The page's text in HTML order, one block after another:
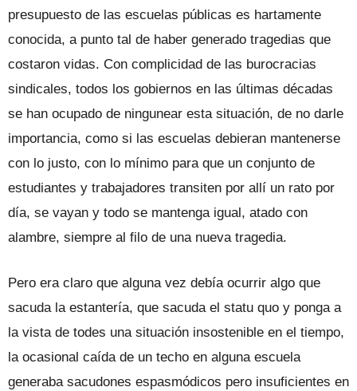
presupuesto de las escuelas públicas es hartamente
conocida, a punto tal de haber generado tragedias que
costaron vidas. Con complicidad de las burocracias
sindicales, todos los gobiernos en las últimas décadas
se han ocupado de ningunear esta situación, de no darle
importancia, como si las escuelas debieran mantenerse
con lo justo, con lo mínimo para que un conjunto de
estudiantes y trabajadores transiten por allí un rato por
día, se vayan y todo se mantenga igual, atado con
alambre, siempre al filo de una nueva tragedia.
Pero era claro que alguna vez debía ocurrir algo que
sacuda la estantería, que sacuda el statu quo y ponga a
la vista de todes una situación insostenible en el tiempo,
la ocasional caída de un techo en alguna escuela
generaba sacudones espasmódicos pero insuficientes en